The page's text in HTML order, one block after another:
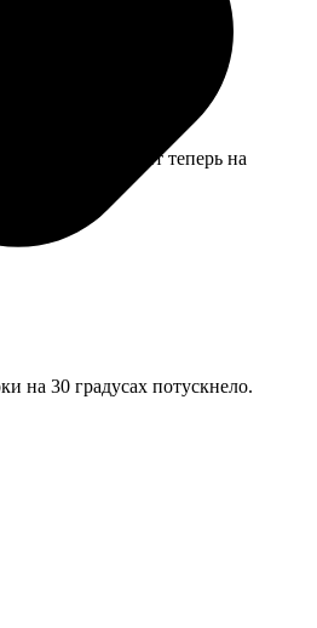
доволен, висит теперь на
на 30 градусах потускнело.